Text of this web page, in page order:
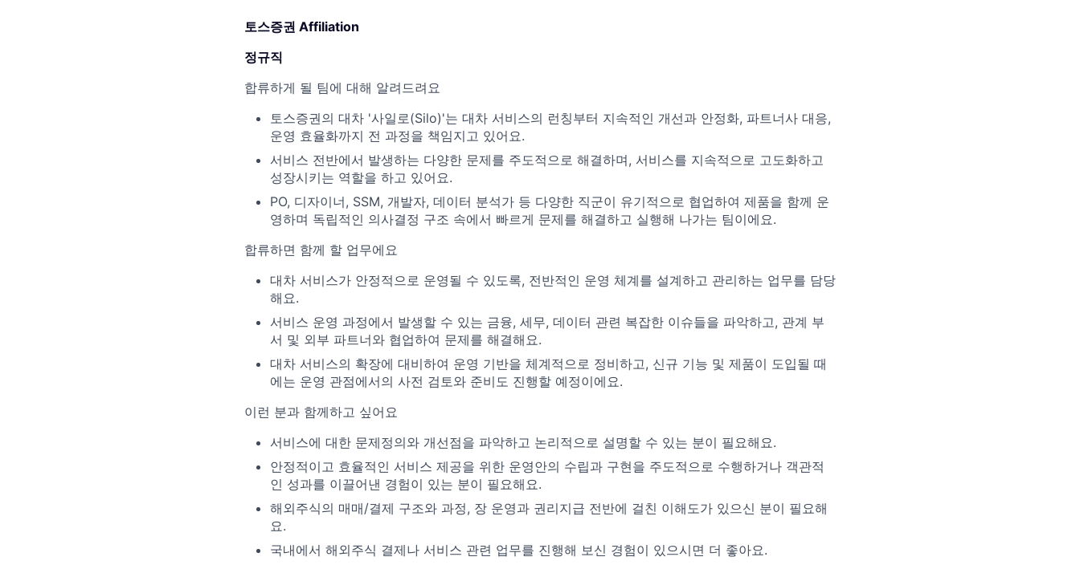
토스증권 Affiliation
정규직
합류하게 될 팀에 대해 알려드려요
토스증권의 대차 '사일로(Silo)'는 대차 서비스의 런칭부터 지속적인 개선과 안정화, 파트너사 대응,
운영 효율화까지 전 과정을 책임지고 있어요.
서비스 전반에서 발생하는 다양한 문제를 주도적으로 해결하며, 서비스를 지속적으로 고도화하고
성장시키는 역할을 하고 있어요.
PO, 디자이너, SSM, 개발자, 데이터 분석가 등 다양한 직군이 유기적으로 협업하여 제품을 함께 운
영하며 독립적인 의사결정 구조 속에서 빠르게 문제를 해결하고 실행해 나가는 팀이에요.
합류하면 함께 할 업무에요
대차 서비스가 안정적으로 운영될 수 있도록, 전반적인 운영 체계를 설계하고 관리하는 업무를 담당
해요.
서비스 운영 과정에서 발생할 수 있는 금융, 세무, 데이터 관련 복잡한 이슈들을 파악하고, 관계 부
서 및 외부 파트너와 협업하여 문제를 해결해요.
대차 서비스의 확장에 대비하여 운영 기반을 체계적으로 정비하고, 신규 기능 및 제품이 도입될 때
에는 운영 관점에서의 사전 검토와 준비도 진행할 예정이에요.
이런 분과 함께하고 싶어요
서비스에 대한 문제정의와 개선점을 파악하고 논리적으로 설명할 수 있는 분이 필요해요.
안정적이고 효율적인 서비스 제공을 위한 운영안의 수립과 구현을 주도적으로 수행하거나 객관적
인 성과를 이끌어낸 경험이 있는 분이 필요해요.
해외주식의 매매/결제 구조와 과정, 장 운영과 권리지급 전반에 걸친 이해도가 있으신 분이 필요해
요.
국내에서 해외주식 결제나 서비스 관련 업무를 진행해 보신 경험이 있으시면 더 좋아요.